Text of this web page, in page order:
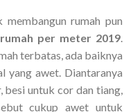
rumah pun
per meter 2019.
terbatas, ada baiknya
yang awet. Diantaranya
besi untuk cor dan tiang,
cukup awet untuk